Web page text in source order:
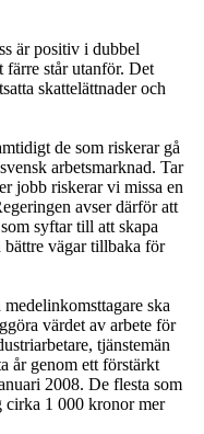
är positiv i dubbel
färre står utanför. Det
skattelättnader och
de som riskerar gå
arbetsmarknad. Tar
jobb riskerar vi missa en
avser därför att
syftar till att skapa
vägar tillbaka för
ska
värdet av arbete för
tjänstemän
år genom ett förstärkt
2008. De flesta som
cirka 1 000 kronor mer